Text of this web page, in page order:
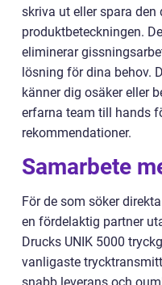
skriva ut eller spara
produktbeteckningen.
eliminerar
lösning för dina behov.
känner dig osäker eller
erfarna team till hands
rekommendationer.
Samarbete
För de som söker
en fördelaktig partner
Drucks UNIK 5000
vanligaste